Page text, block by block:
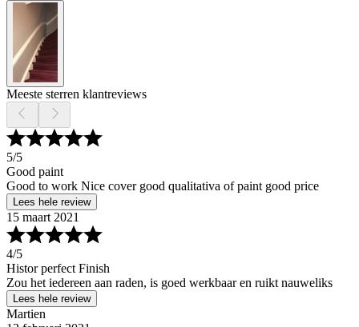
Meeste sterren klantreviews
5/5
Good paint
Good to work Nice cover good qualitativa of paint good price
Lees hele review
15 maart 2021
4/5
Histor perfect Finish
Zou het iedereen aan raden, is goed werkbaar en ruikt nauweliks
Lees hele review
Martien